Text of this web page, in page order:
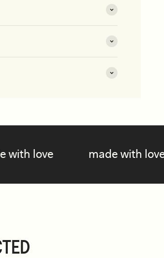
made with love